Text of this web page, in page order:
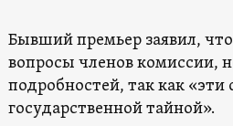
Бывший премьер заявил, что
вопросы членов комиссии,
подробностей, так как «эти
государственной тайной».